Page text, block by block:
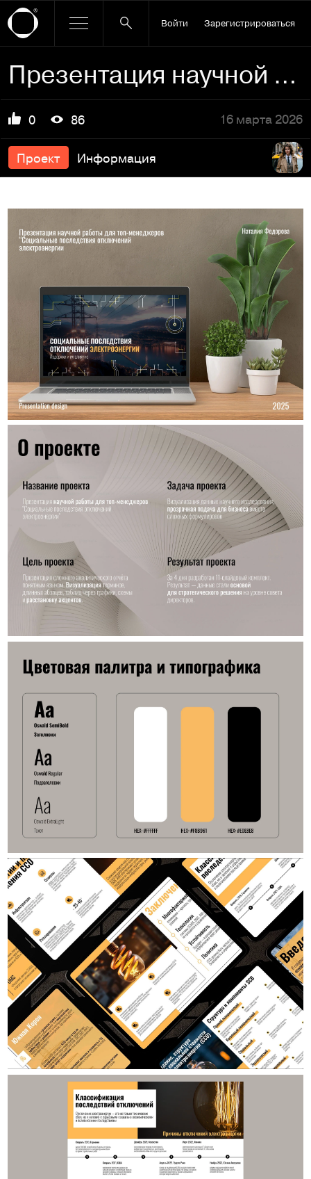
Войти Зарегистрироваться
Презентация научной работы для топ-менеджеров
0 86 16 марта 2026
Проект Информация